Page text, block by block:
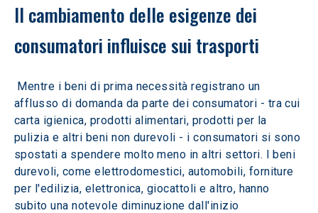
Il cambiamento delle esigenze dei
consumatori influisce sui trasporti
afflusso di domanda da parte dei consumatori - tra cui
carta igienica, prodotti alimentari, prodotti per la
pulizia e altri beni non durevoli - i consumatori si sono
spostati a spendere molto meno in altri settori. I beni
durevoli, come elettrodomestici, automobili, forniture
per l'edilizia, elettronica, giocattoli e altro, hanno
subito una notevole diminuzione dall'inizio